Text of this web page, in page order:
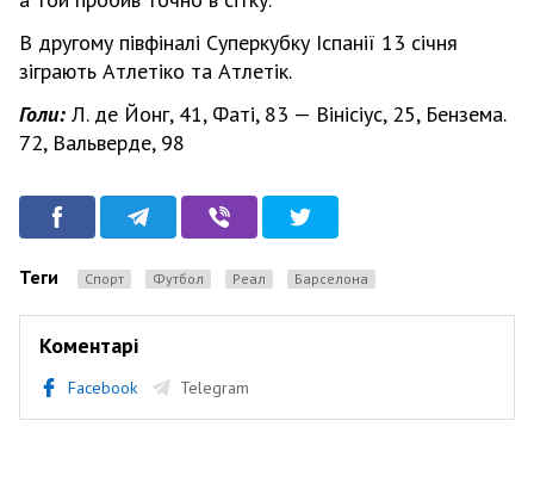
В другому півфіналі Суперкубку Іспанії 13 січня
зіграють Атлетіко та Атлетік.
Голи: Л. де Йонг, 41, Фаті, 83 — Вінісіус, 25, Бензема.
72, Вальверде, 98
Теги Спорт Футбол Реал Барселона
Коментарі
Facebook Telegram